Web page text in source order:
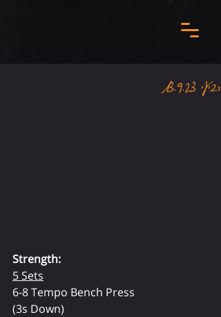
רביעי 13.9.23
Strength:
5 Sets
6-8 Tempo Bench Press
(3s Down)